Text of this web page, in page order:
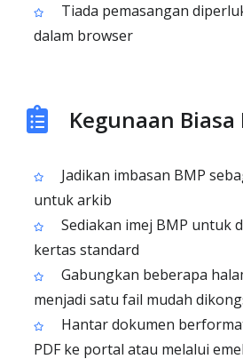
Tiada pemasangan
dalam browser
Kegunaan Biasa
Jadikan imbasan BMP
untuk arkib
Sediakan imej BMP untuk
kertas standard
Gabungkan beberapa
menjadi satu fail mudah
Hantar dokumen
PDF ke portal atau melalui emel